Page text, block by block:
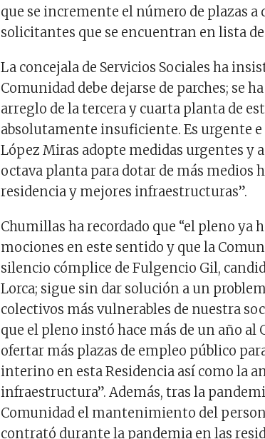
que se incremente el número de plazas a
solicitantes que se encuentran en lista de
La concejala de Servicios Sociales ha
Comunidad debe dejarse de parches; se
arreglo de la tercera y cuarta planta de
absolutamente insuficiente. Es urgente
López Miras adopte medidas urgentes y
octava planta para dotar de más medios
residencia y mejores infraestructuras”.
Chumillas ha recordado que “el pleno ya
mociones en este sentido y que la
silencio cómplice de Fulgencio Gil,
Lorca; sigue sin dar solución a un
colectivos más vulnerables de nuestra
que el pleno instó hace más de un año al
ofertar más plazas de empleo público
interino en esta Residencia así como la
infraestructura”. Además, tras la
Comunidad el mantenimiento del
contrató durante la pandemia en las